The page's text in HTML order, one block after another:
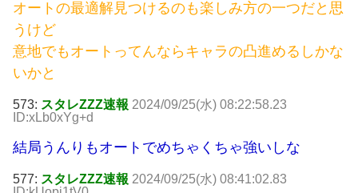
オートの最適解見つけるのも楽しみ方の一つだと思
うけど
意地でもオートってんならキャラの凸進めるしかな
いかと
573: スタレZZZ速報 2024/09/25(水) 08:22:58.23
ID:xLb0xYg+d
結局うんりもオートでめちゃくちゃ強いしな
577: スタレZZZ速報 2024/09/25(水) 08:41:02.83